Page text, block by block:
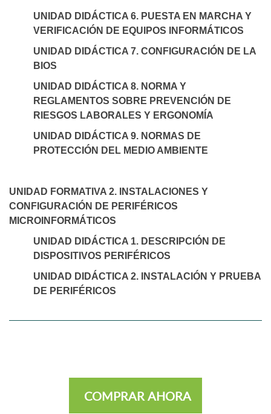
UNIDAD DIDÁCTICA 6. PUESTA EN MARCHA Y
VERIFICACIÓN DE EQUIPOS INFORMÁTICOS
UNIDAD DIDÁCTICA 7. CONFIGURACIÓN DE LA
BIOS
UNIDAD DIDÁCTICA 8. NORMA Y
REGLAMENTOS SOBRE PREVENCIÓN DE
RIESGOS LABORALES Y ERGONOMÍA
UNIDAD DIDÁCTICA 9. NORMAS DE
PROTECCIÓN DEL MEDIO AMBIENTE
UNIDAD FORMATIVA 2. INSTALACIONES Y
CONFIGURACIÓN DE PERIFÉRICOS
MICROINFORMÁTICOS
UNIDAD DIDÁCTICA 1. DESCRIPCIÓN DE
DISPOSITIVOS PERIFÉRICOS
UNIDAD DIDÁCTICA 2. INSTALACIÓN Y PRUEBA
DE PERIFÉRICOS
COMPRAR AHORA